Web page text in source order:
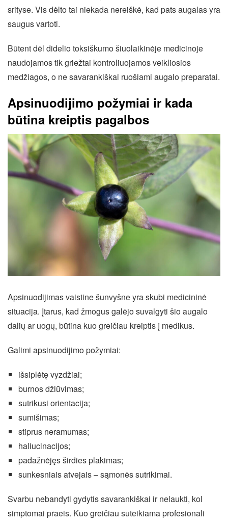
srityse. Vis dėlto tai niekada nereiškė, kad pats augalas yra
saugus vartoti.
Būtent dėl didelio toksiškumo šiuolaikinėje medicinoje
naudojamos tik griežtai kontroliuojamos veikliosios
medžiagos, o ne savarankiškai ruošiami augalo preparatai.
Apsinuodijimo požymiai ir kada
būtina kreiptis pagalbos
Apsinuodijimas vaistine šunvyšne yra skubi medicininė
situacija. Įtarus, kad žmogus galėjo suvalgyti šio augalo
dalių ar uogų, būtina kuo greičiau kreiptis į medikus.
Galimi apsinuodijimo požymiai:
išsiplėtę vyzdžiai;
burnos džiūvimas;
sutrikusi orientacija;
sumišimas;
stiprus neramumas;
haliucinacijos;
padažnėjęs širdies plakimas;
sunkesniais atvejais – sąmonės sutrikimai.
Svarbu nebandyti gydytis savarankiškai ir nelaukti, kol
simptomai praeis. Kuo greičiau suteikiama profesionali